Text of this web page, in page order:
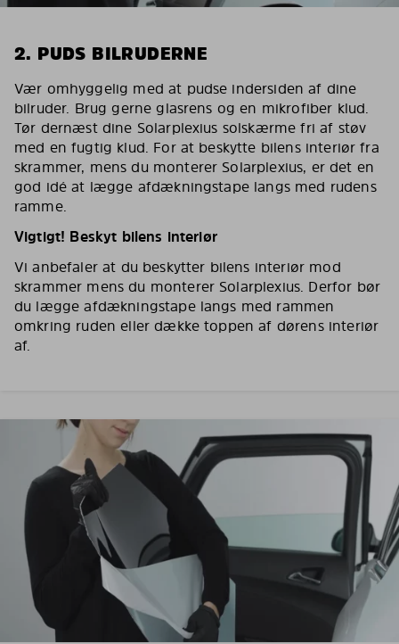
2. PUDS BILRUDERNE
Vær omhyggelig med at pudse indersiden af dine
bilruder. Brug gerne glasrens og en mikrofiber klud.
Tør dernæst dine Solarplexius solskærme fri af støv
med en fugtig klud. For at beskytte bilens interiør fra
skrammer, mens du monterer Solarplexius, er det en
god idé at lægge afdækningstape langs med rudens
ramme.
Vigtigt! Beskyt bilens interiør
Vi anbefaler at du beskytter bilens interiør mod
skrammer mens du monterer Solarplexius. Derfor bør
du lægge afdækningstape langs med rammen
omkring ruden eller dække toppen af dørens interiør
af.